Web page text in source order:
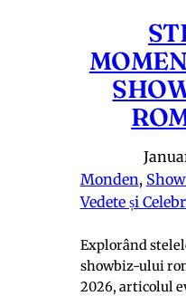
Monden,
Vedete și
Explorând
showbiz-ului
2026, articolul